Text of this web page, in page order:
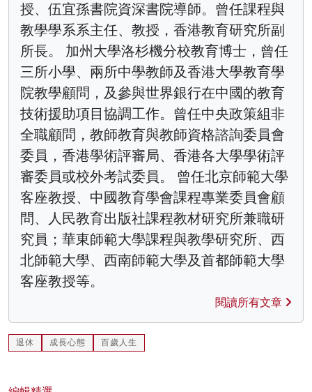
授、伍宜孫書院資深書院導師。曾任課程與
教學學系系主任、教授，香港教育研究所副
所長。 加州大學洛杉機分校教育博士，曾任
三所小學、兩所中學教師及香港大學教育學
院教學顧問，及參與世界銀行在中國的教育
技術援助項目協調工作。曾任中央政策組非
全職顧問，教師教育與教師資格諮詢委員會
委員，香港學術評審局、香港各大學學術評
審委員或校外考試委員。 曾任北京師範大學
客座教授、中國教育學會課程專業委員會顧
問、人民教育出版社課程教材研究所兼職研
究員；華東師範大學課程與教學研究所、西
北師範大學、西南師範大學及首都師範大學
客座教授等。
閱讀所有文章
退休 成長心態 百歲人生